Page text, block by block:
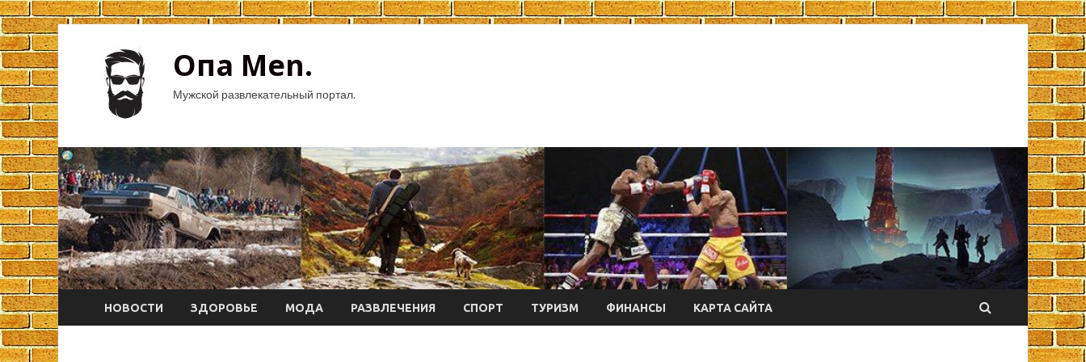
Опа Men.
Мужской развлекательный портал.
НОВОСТИ ЗДОРОВЬЕ МОДА РАЗВЛЕЧЕНИЯ СПОРТ ТУРИЗМ ФИНАНСЫ КАРТА САЙТА